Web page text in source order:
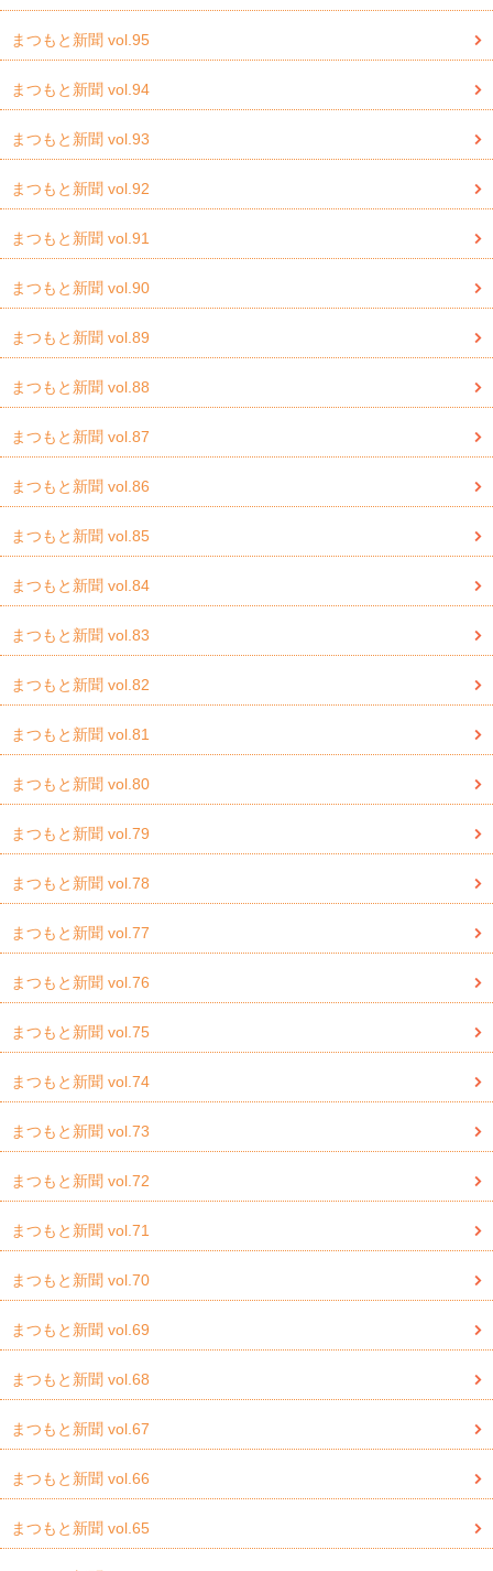
まつもと新聞 vol.95
まつもと新聞 vol.94
まつもと新聞 vol.93
まつもと新聞 vol.92
まつもと新聞 vol.91
まつもと新聞 vol.90
まつもと新聞 vol.89
まつもと新聞 vol.88
まつもと新聞 vol.87
まつもと新聞 vol.86
まつもと新聞 vol.85
まつもと新聞 vol.84
まつもと新聞 vol.83
まつもと新聞 vol.82
まつもと新聞 vol.81
まつもと新聞 vol.80
まつもと新聞 vol.79
まつもと新聞 vol.78
まつもと新聞 vol.77
まつもと新聞 vol.76
まつもと新聞 vol.75
まつもと新聞 vol.74
まつもと新聞 vol.73
まつもと新聞 vol.72
まつもと新聞 vol.71
まつもと新聞 vol.70
まつもと新聞 vol.69
まつもと新聞 vol.68
まつもと新聞 vol.67
まつもと新聞 vol.66
まつもと新聞 vol.65